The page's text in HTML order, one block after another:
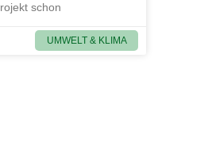
UMWELT & KLIMA
schon